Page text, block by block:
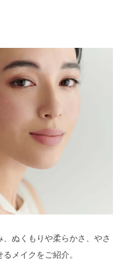
ぬくもりや柔らかさ、やさ
メイクをご紹介。